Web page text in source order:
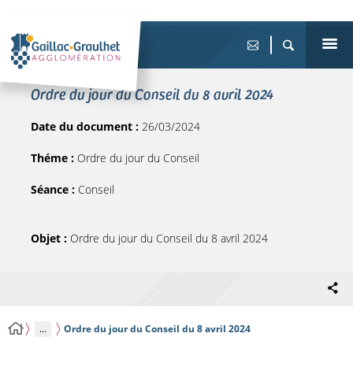
Ordre du jour du Conseil du 8 avril 2024
Date du document : 26/03/2024
Théme : Ordre du jour du Conseil
Séance : Conseil
Objet : Ordre du jour du Conseil du 8 avril 2024
... Ordre du jour du Conseil du 8 avril 2024